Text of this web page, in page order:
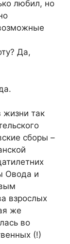
любил, но
Да,
так
сборы –
Овода и
взрослых
же
во
(!)